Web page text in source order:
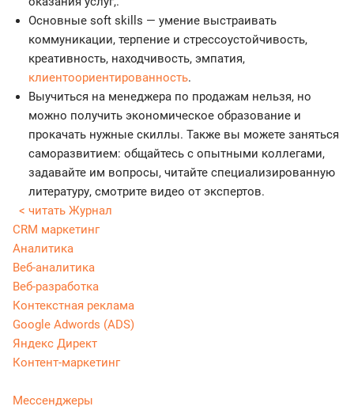
Основные soft skills — умение выстраивать
коммуникации, терпение и стрессоустойчивость,
креативность, находчивость, эмпатия,
клиентоориентированность.
Выучиться на менеджера по продажам нельзя, но
можно получить экономическое образование и
прокачать нужные скиллы. Также вы можете заняться
саморазвитием: общайтесь с опытными коллегами,
задавайте им вопросы, читайте специализированную
литературу, смотрите видео от экспертов.
< читать Журнал
CRM маркетинг
Аналитика
Веб-аналитика
Веб-разработка
Контекстная реклама
Google Adwords (ADS)
Яндекс Директ
Контент-маркетинг
Мессенджеры